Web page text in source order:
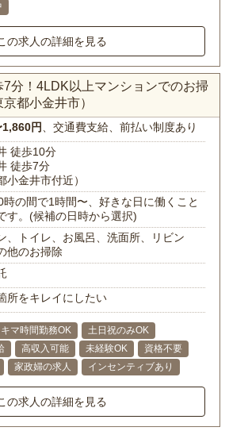
の求人の詳細を見る
7分！4LDK以上マンションでのお掃
都小金井市）
円 、交通費支給、前払い制度あり
徒歩10分
徒歩7分
小金井市付近）
時の間で1時間〜、好きな日に働くこと
す。(候補の日時から選択)
、トイレ、お風呂、洗面所、リビン
他のお掃除
所をキレイにしたい
マ時間勤務OK
土日祝のみOK
高収入可能 未経験OK
資格不要
家政婦の求人 インセンティブあり
の求人の詳細を見る